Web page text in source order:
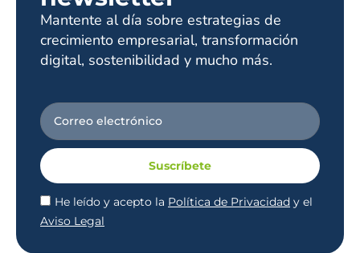
Mantente al día sobre estrategias de
crecimiento empresarial, transformación
digital, sostenibilidad y mucho más.
He leído y acepto la Política de Privacidad y el
Aviso Legal
Suscríbete